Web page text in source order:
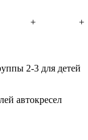
+ +
2-3 для детей
автокресел